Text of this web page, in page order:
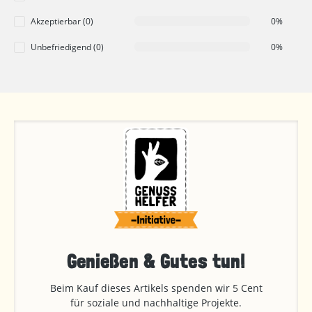
Akzeptierbar (0) 0%
Unbefriedigend (0) 0%
Genießen & Gutes tun!
Beim Kauf dieses Artikels spenden wir 5 Cent
für soziale und nachhaltige Projekte.